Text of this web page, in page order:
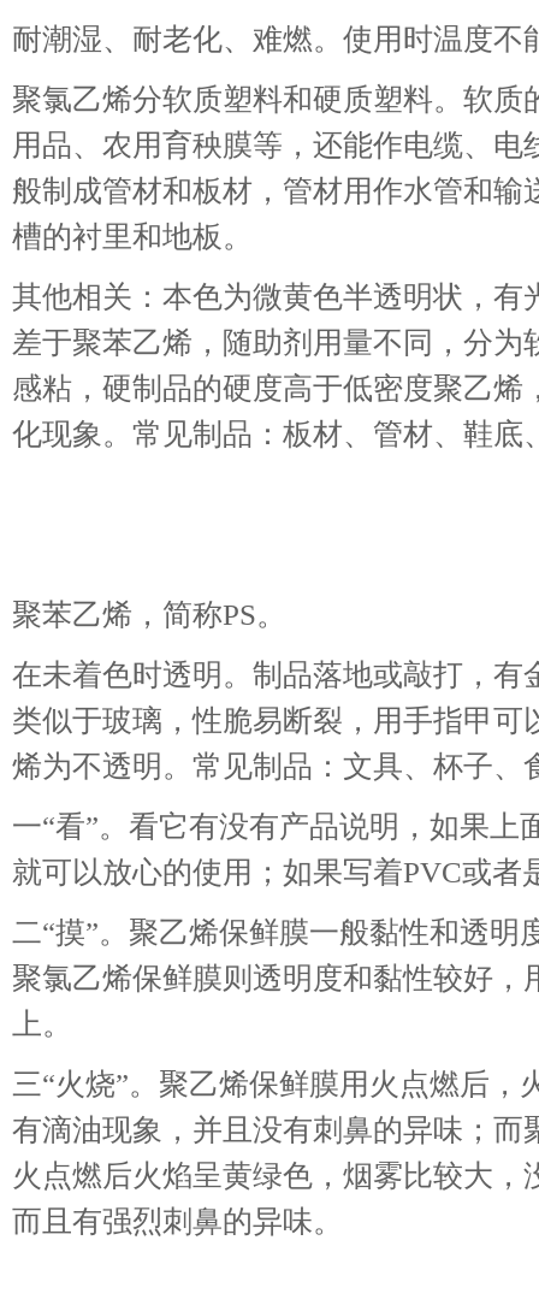
耐潮湿、耐老化、难燃。使用时温度
聚氯乙烯分软质塑料和硬质塑料。软
用品、农用育秧膜等，还能作电缆、
般制成管材和板材，管材用作水管和
槽的衬里和地板。
其他相关：本色为微黄色半透明状，
差于聚苯乙烯，随助剂用量不同，分
感粘，硬制品的硬度高于低密度聚乙
化现象。常见制品：板材、管材、鞋
聚苯乙烯，简称PS。
在未着色时透明。制品落地或敲打，
类似于玻璃，性脆易断裂，用手指甲
烯为不透明。常见制品：文具、杯子
一“看”。看它有没有产品说明，如果上
就可以放心的使用；如果写着PVC或
二“摸”。聚乙烯保鲜膜一般黏性和透
聚氯乙烯保鲜膜则透明度和黏性较好
上。
三“火烧”。聚乙烯保鲜膜用火点燃后
有滴油现象，并且没有刺鼻的异味；
火点燃后火焰呈黄绿色，烟雾比较大
而且有强烈刺鼻的异味。